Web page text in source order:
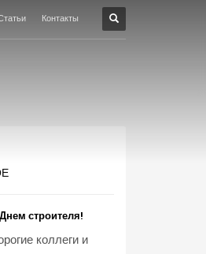
Контакты
строителя!
коллеги и